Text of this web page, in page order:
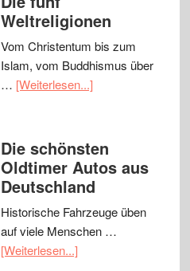
Weltreligionen
Vom Christentum bis zum
Islam, vom Buddhismus über
… [Weiterlesen...]
Die schönsten
Oldtimer Autos aus
Deutschland
Historische Fahrzeuge üben
auf viele Menschen …
[Weiterlesen...]